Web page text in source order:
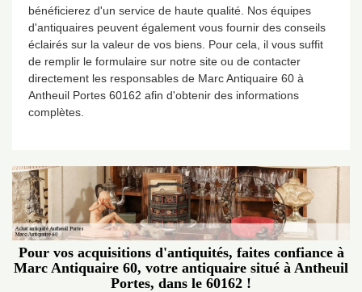
bénéficierez d'un service de haute qualité. Nos équipes
d'antiquaires peuvent également vous fournir des conseils
éclairés sur la valeur de vos biens. Pour cela, il vous suffit
de remplir le formulaire sur notre site ou de contacter
directement les responsables de Marc Antiquaire 60 à
Antheuil Portes 60162 afin d'obtenir des informations
complètes.
Pour vos acquisitions d'antiquités, faites confiance à
Marc Antiquaire 60, votre antiquaire situé à Antheuil
Portes, dans le 60162 !